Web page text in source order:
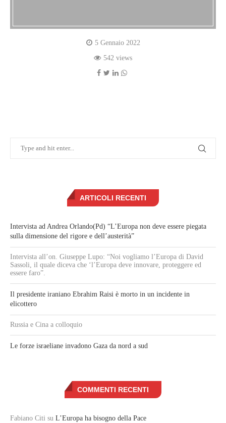
5 Gennaio 2022
542 views
ARTICOLI RECENTI
Intervista ad Andrea Orlando(Pd) “L’Europa non deve essere piegata
sulla dimensione del rigore e dell’austerità”
Intervista all’on. Giuseppe Lupo: “Noi vogliamo l’Europa di David
Sassoli, il quale diceva che ‘l’Europa deve innovare, proteggere ed
essere faro”.
Il presidente iraniano Ebrahim Raisi è morto in un incidente in
elicottero
Russia e Cina a colloquio
Le forze israeliane invadono Gaza da nord a sud
COMMENTI RECENTI
Fabiano Citi su L’Europa ha bisogno della Pace